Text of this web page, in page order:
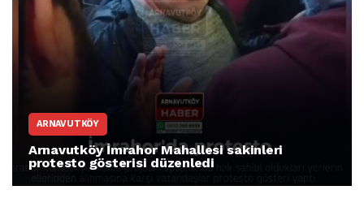
ARNAVUTKÖY
Arnavutköy İmrahor Mahallesi sakinleri
protesto gösterisi düzenledi